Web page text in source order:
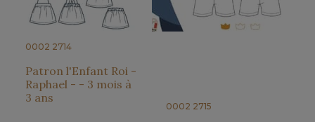
0002 2714
Patron l'Enfant Roi -
Raphael - - 3 mois à
3 ans
0002 2715